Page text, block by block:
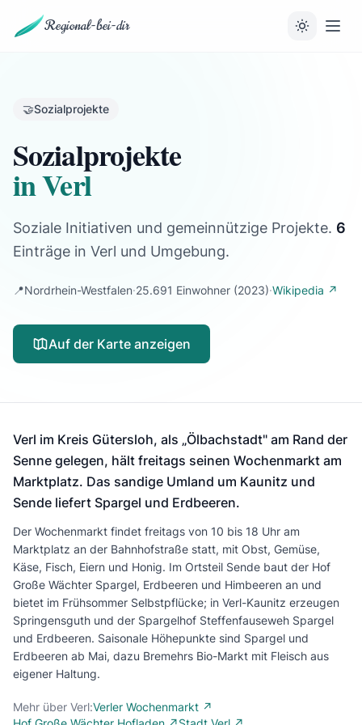
Regional-bei-dir
🤝Sozialprojekte
Sozialprojekte
in Verl
Soziale Initiativen und gemeinnützige Projekte. 6
Einträge in Verl und Umgebung.
📍Nordrhein-Westfalen·25.691 Einwohner (2023)·Wikipedia ↗
Auf der Karte anzeigen
Verl im Kreis Gütersloh, als „Ölbachstadt" am Rand der
Senne gelegen, hält freitags seinen Wochenmarkt am
Marktplatz. Das sandige Umland um Kaunitz und
Sende liefert Spargel und Erdbeeren.
Der Wochenmarkt findet freitags von 10 bis 18 Uhr am
Marktplatz an der Bahnhofstraße statt, mit Obst, Gemüse,
Käse, Fisch, Eiern und Honig. Im Ortsteil Sende baut der Hof
Große Wächter Spargel, Erdbeeren und Himbeeren an und
bietet im Frühsommer Selbstpflücke; in Verl-Kaunitz erzeugen
Springensguth und der Spargelhof Steffenfauseweh Spargel
und Erdbeeren. Saisonale Höhepunkte sind Spargel und
Erdbeeren ab Mai, dazu Bremehrs Bio-Markt mit Fleisch aus
eigener Haltung.
Mehr über Verl:Verler Wochenmarkt ↗